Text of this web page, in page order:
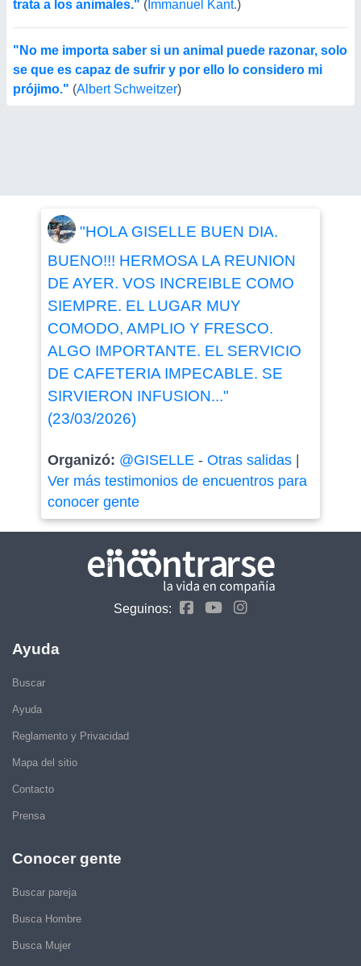
trata a los animales." ( Immanuel Kant.)
"No me importa saber si un animal puede razonar, solo
se que es capaz de sufrir y por ello lo considero mi
prójimo." (Albert Schweitzer)
"HOLA GISELLE BUEN DIA.
BUENO!!! HERMOSA LA REUNION
DE AYER. VOS INCREIBLE COMO
SIEMPRE. EL LUGAR MUY
COMODO, AMPLIO Y FRESCO.
ALGO IMPORTANTE. EL SERVICIO
DE CAFETERIA IMPECABLE. SE
SIRVIERON INFUSION..."
(23/03/2026)
Organizó: @GISELLE- Otras salidas|
Ver más testimonios de encuentros para
conocer gente
Seguinos:
Ayuda
Buscar
Ayuda
Reglamento y Privacidad
Mapa del sitio
Contacto
Prensa
Conocer gente
Buscar pareja
Busca Hombre
Busca Mujer